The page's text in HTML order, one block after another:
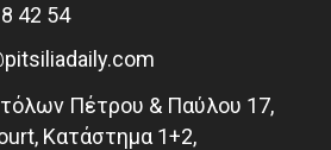
42 54
Πέτρου & Παύλου 17,
Κατάστημα 1+2,